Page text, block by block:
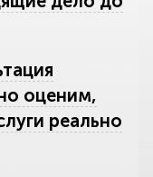
оценим,
реально